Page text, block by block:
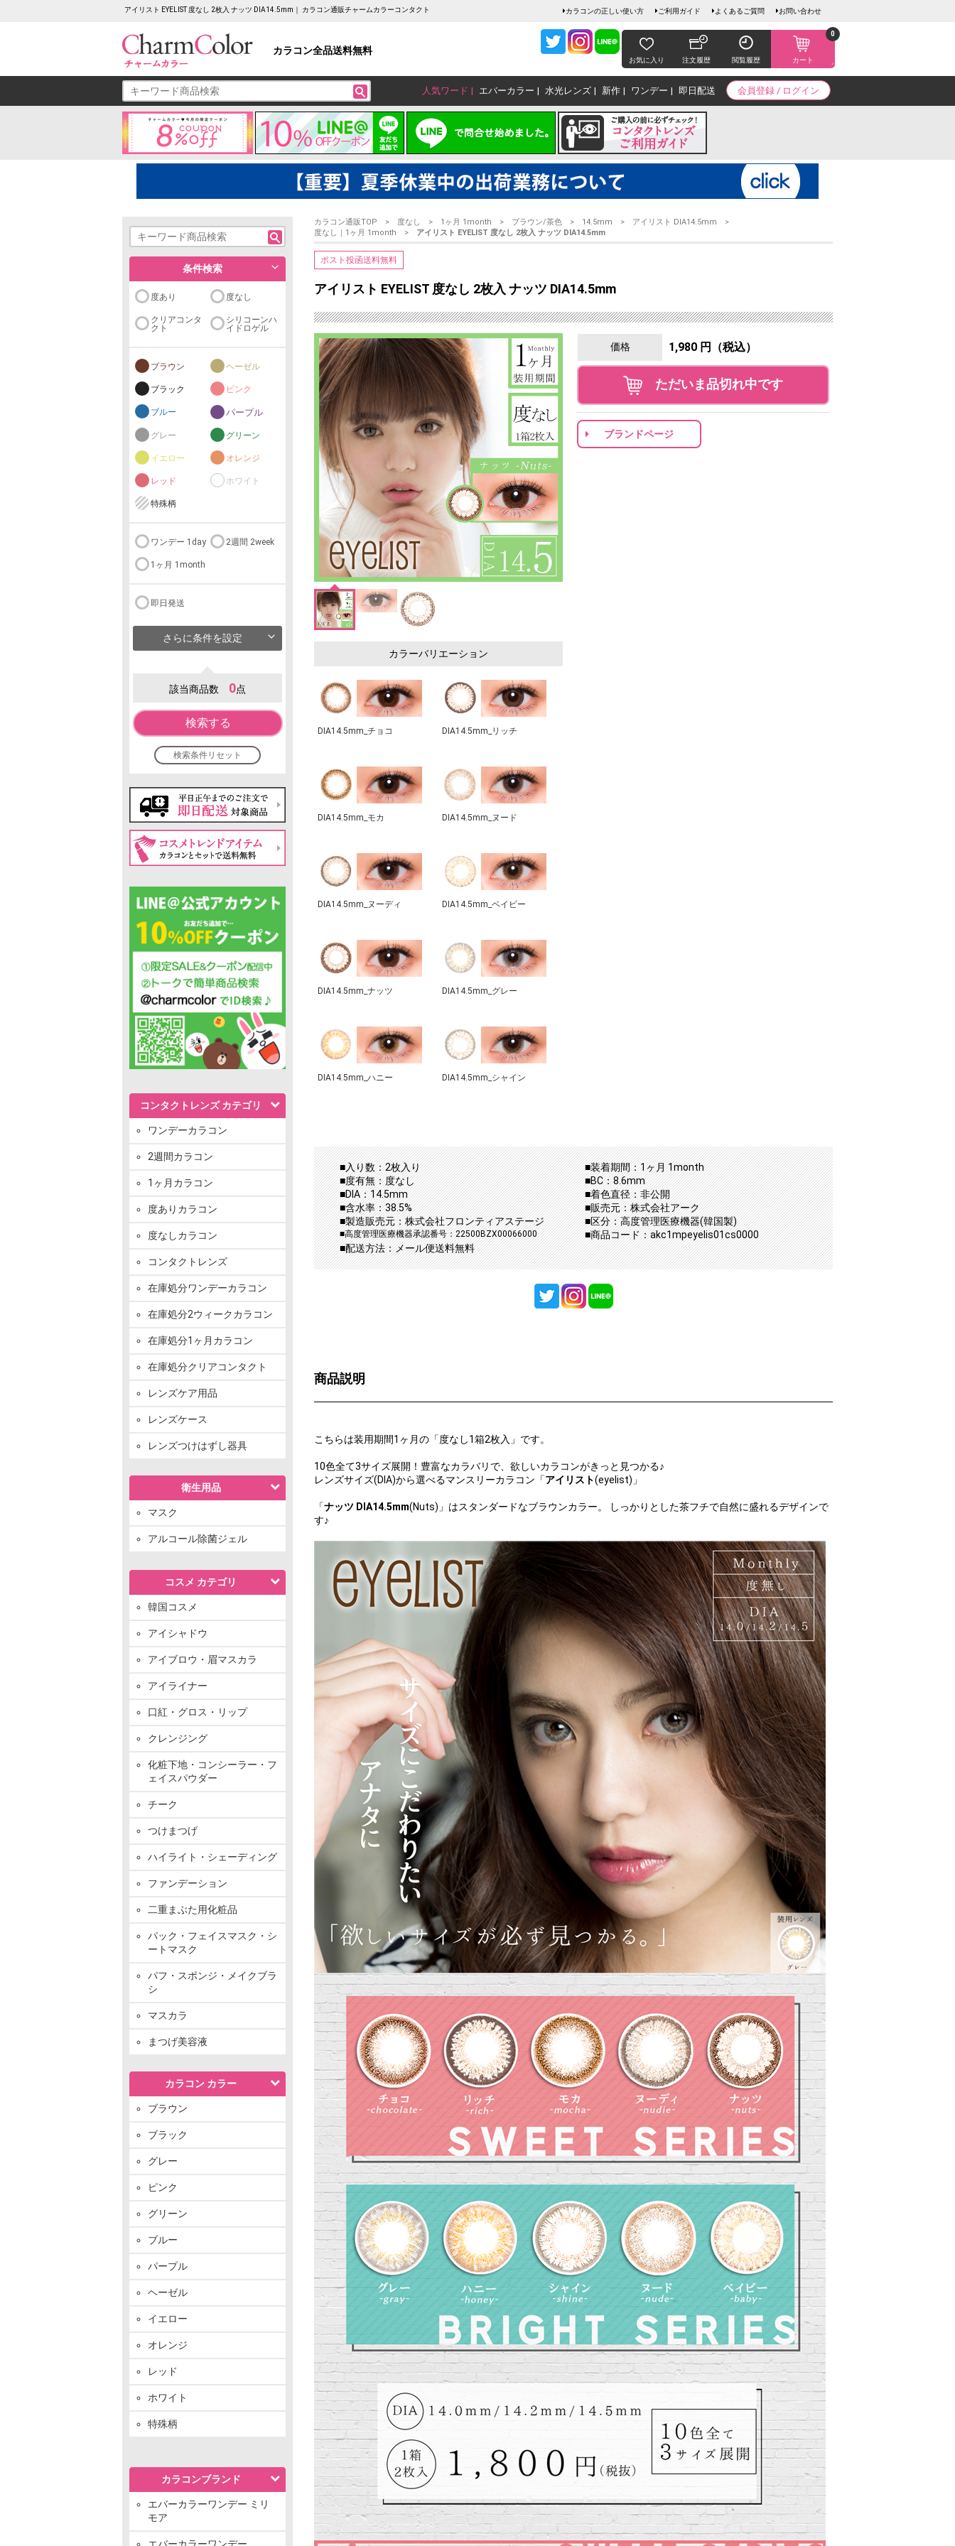
アイリスト EYELIST 度なし 2枚入 ナッツ DIA14.5mm｜ カラコン通販チャームカラーコンタクト カラコンの正しい使い方 ご利用ガイド よくあるご質問 お問い合わせ
カラコン全品送料無料
お気に入り 注文履歴 閲覧履歴 カート
0
会員登録 / ログイン
人気ワード エバーカラー 水光レンズ 新作 ワンデー 即日配送
条件検索
度あり 度なし
クリアコンタ
クト
シリコーンハ
イドロゲル
ブラウン ヘーゼル
ブラック ピンク
ブルー パープル
グレー グリーン
イエロー オレンジ
レッド ホワイト
特殊柄
ワンデー 1day 2週間 2week
1ヶ月 1month
即日発送
さらに条件を設定
該当商品数 0点
検索する
検索条件リセット
コンタクトレンズ カテゴリ
ワンデーカラコン
2週間カラコン
1ヶ月カラコン
度ありカラコン
度なしカラコン
コンタクトレンズ
在庫処分ワンデーカラコン
在庫処分2ウィークカラコン
在庫処分1ヶ月カラコン
在庫処分クリアコンタクト
レンズケア用品
レンズケース
レンズつけはずし器具
衛生用品
マスク
アルコール除菌ジェル
コスメ カテゴリ
韓国コスメ
アイシャドウ
アイブロウ・眉マスカラ
アイライナー
口紅・グロス・リップ
クレンジング
化粧下地・コンシーラー・フ
ェイスパウダー
チーク
つけまつげ
ハイライト・シェーディング
ファンデーション
二重まぶた用化粧品
パック・フェイスマスク・シ
ートマスク
パフ・スポンジ・メイクブラ
シ
マスカラ
まつげ美容液
カラコン カラー
ブラウン
ブラック
グレー
ピンク
グリーン
ブルー
パープル
ヘーゼル
イエロー
オレンジ
レッド
ホワイト
特殊柄
カラコンブランド
エバーカラーワンデー ミリ
モア
エバーカラーワンデー
カラコン通販TOP 度なし 1ヶ月 1month ブラウン/茶色 14.5mm
アイリスト DIA14.5mm
度なし｜1ヶ月 1month
アイリスト EYELIST 度なし 2枚入 ナッツ DIA14.5mm
ポスト投函送料無料
アイリスト EYELIST 度なし 2枚入 ナッツ DIA14.5mm
カラーバリエーション
DIA14.5mm_チョコ DIA14.5mm_リッチ
DIA14.5mm_モカ DIA14.5mm_ヌード
DIA14.5mm_ヌーディ DIA14.5mm_ベイビー
DIA14.5mm_ナッツ DIA14.5mm_グレー
DIA14.5mm_ハニー DIA14.5mm_シャイン
価格 1,980 円（税込）
ただいま品切れ中です
ブランドページ
■入り数：2枚入り
■装着期間：1ヶ月 1month
■度有無：度なし
■BC：8.6mm
■DIA：14.5mm
■着色直径：非公開
■含水率：38.5%
■販売元：株式会社アーク
■製造販売元：株式会社フロンティアステージ
■区分：高度管理医療機器(韓国製)
■高度管理医療機器承認番号：22500BZX00066000
■商品コード：akc1mpeyelis01cs0000
■配送方法：メール便送料無料
商品説明
こちらは装用期間1ヶ月の「度なし1箱2枚入」です。
10色全て3サイズ展開！豊富なカラバリで、欲しいカラコンがきっと見つかる♪
レンズサイズ(DIA)から選べるマンスリーカラコン「アイリスト(eyelist)」
「ナッツ DIA14.5mm(Nuts)」はスタンダードなブラウンカラー。 しっかりとした茶フチで自然に盛れるデザインで
す♪